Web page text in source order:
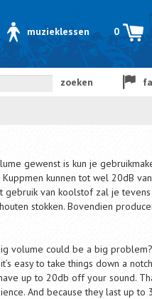
muzieklessen 0
zoeken
gewenst is kun je
kunnen tot wel 20dB
van koolstof zal je
stokken. Bovendien
volume could be a big
easy to take things down a
up to 20db off your sound.
And because they last up to